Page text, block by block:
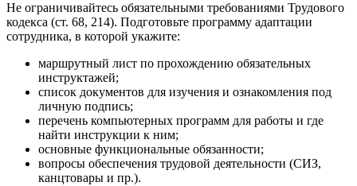
Не ограничивайтесь обязательными требованиями Трудового
кодекса (ст. 68, 214). Подготовьте программу адаптации
сотрудника, в которой укажите:
маршрутный лист по прохождению обязательных
инструктажей;
список документов для изучения и ознакомления под
личную подпись;
перечень компьютерных программ для работы и где
найти инструкции к ним;
основные функциональные обязанности;
вопросы обеспечения трудовой деятельности (СИЗ,
канцтовары и пр.).